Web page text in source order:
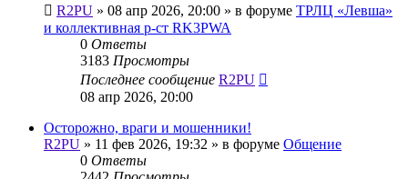
R2PU » 08 апр 2026, 20:00 » в форуме ТРЛЦ «Левша»
и коллективная р-ст RK3PWA
0 Ответы
3183 Просмотры
Последнее сообщение R2PU
08 апр 2026, 20:00
Осторожно, враги и мошенники!
R2PU » 11 фев 2026, 19:32 » в форуме Общение
0 Ответы